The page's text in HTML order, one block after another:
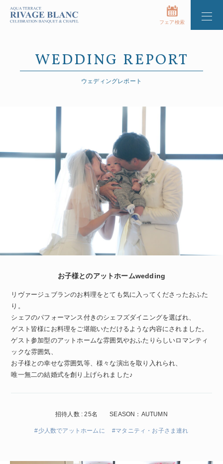
フェア検索
WEDDING REPORT
ウェディングレポート
お子様とのアットホームwedding
リヴァージュブランのお料理をとても気に入ってくださったおふた
り。
シェフのパフォーマンス付きのシェフズダイニングを選ばれ、
ゲスト皆様にお料理をご堪能いただけるような内容にされました。
ゲスト参加型のアットホームな雰囲気やおふたりらしいロマンティ
ックな雰囲気、
お子様との幸せな雰囲気等、様々な演出を取り入れられ、
唯一無二の結婚式を創り上げられました♪
招待人数 : 25名 SEASON：AUTUMN
#少人数でアットホームに #マタニティ・お子さま連れ